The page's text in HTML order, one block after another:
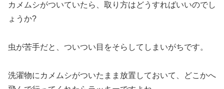
カメムシがついていたら、取り方はどうすればいいのでし
ょうか?
虫が苦手だと、ついつい目をそらしてしまいがちです。
洗濯物にカメムシがついたまま放置しておいて、どこかへ